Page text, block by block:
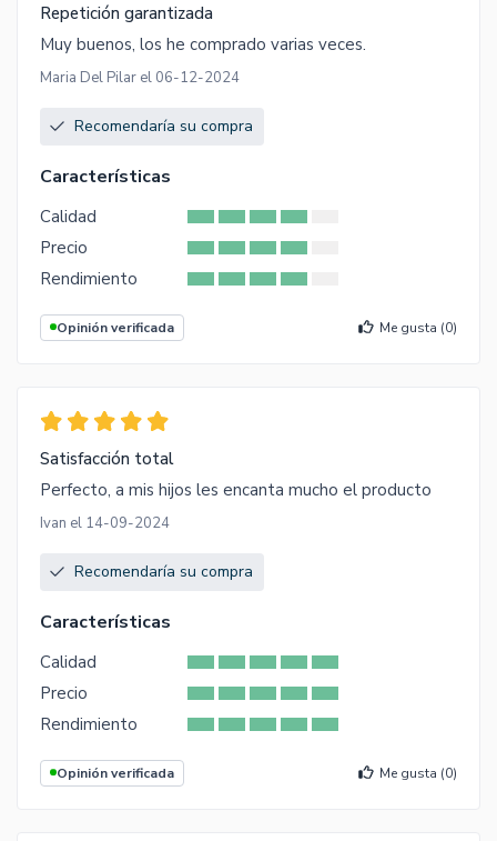
Repetición garantizada
Muy buenos, los he comprado varias veces.
Maria Del Pilar el 06-12-2024
Recomendaría su compra
Características
Calidad
Precio
Rendimiento
Opinión verificada Me gusta (0)
Satisfacción total
Perfecto, a mis hijos les encanta mucho el producto
Ivan el 14-09-2024
Recomendaría su compra
Características
Calidad
Precio
Rendimiento
Opinión verificada Me gusta (0)